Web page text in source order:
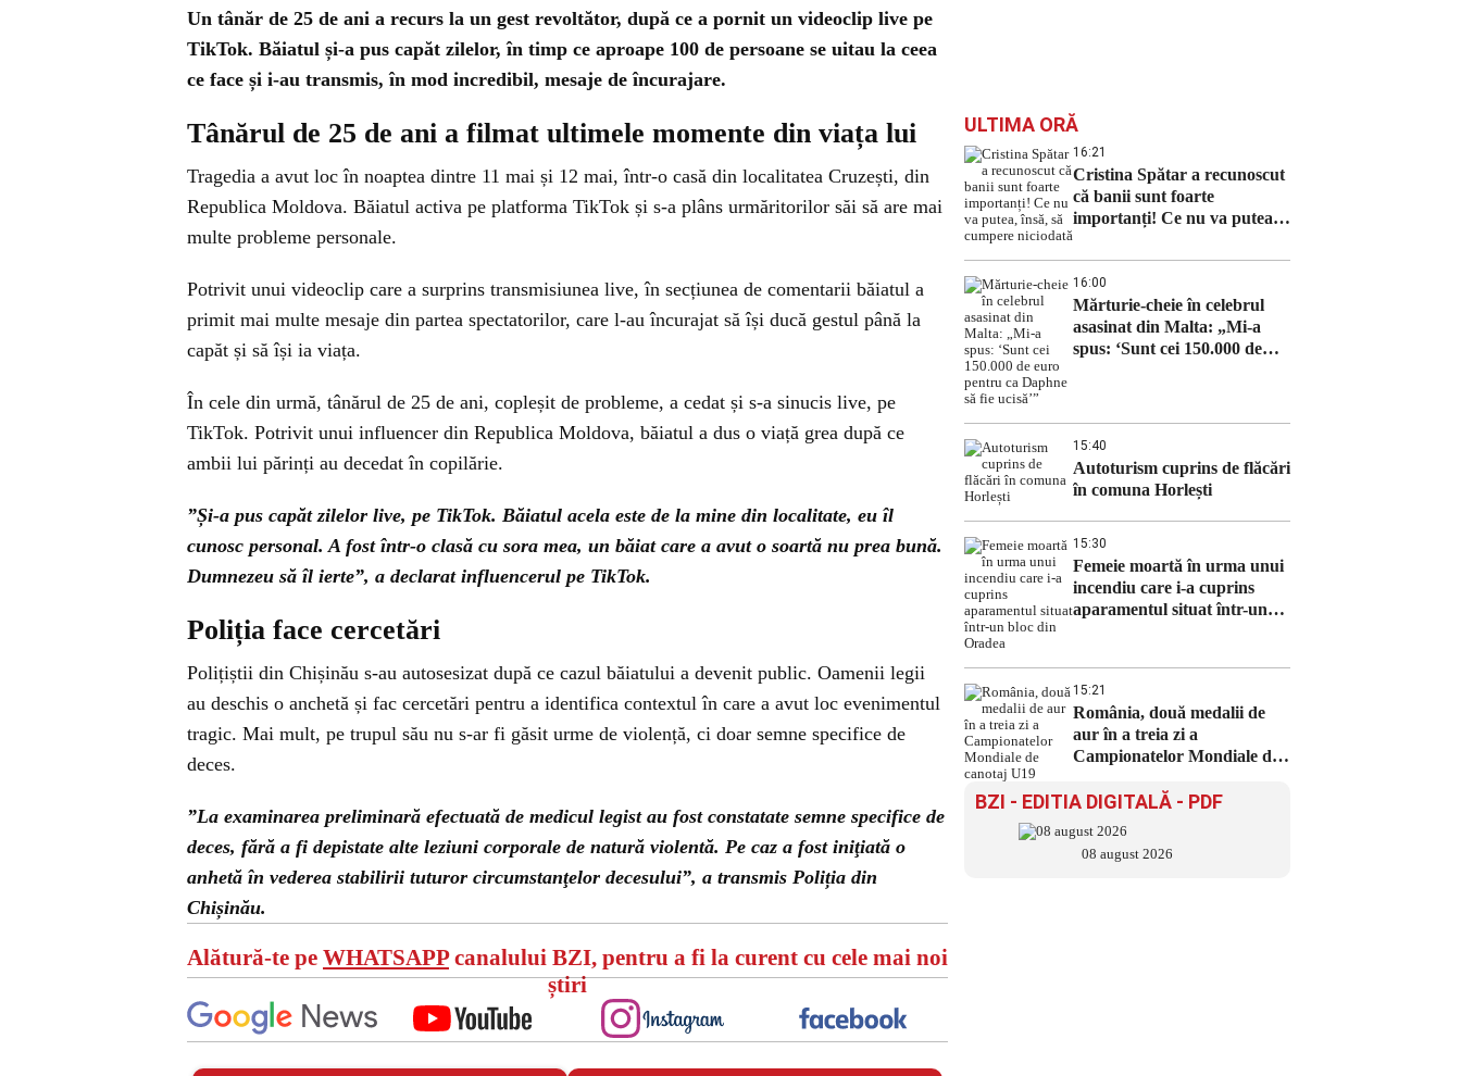
Un tânăr de 25 de ani a recurs la un gest revoltător, după ce a pornit un videoclip live pe
TikTok. Băiatul și-a pus capăt zilelor, în timp ce aproape 100 de persoane se uitau la ceea
ce face și i-au transmis, în mod incredibil, mesaje de încurajare.
Tânărul de 25 de ani a filmat ultimele momente din viața lui
Tragedia a avut loc în noaptea dintre 11 mai și 12 mai, într-o casă din localitatea Cruzești, din
Republica Moldova. Băiatul activa pe platforma TikTok și s-a plâns urmăritorilor săi să are mai
multe probleme personale.
Potrivit unui videoclip care a surprins transmisiunea live, în secțiunea de comentarii băiatul a
primit mai multe mesaje din partea spectatorilor, care l-au încurajat să își ducă gestul până la
capăt și să își ia viața.
În cele din urmă, tânărul de 25 de ani, copleșit de probleme, a cedat și s-a sinucis live, pe
TikTok. Potrivit unui influencer din Republica Moldova, băiatul a dus o viață grea după ce
ambii lui părinți au decedat în copilărie.
”Și-a pus capăt zilelor live, pe TikTok. Băiatul acela este de la mine din localitate, eu îl
cunosc personal. A fost într-o clasă cu sora mea, un băiat care a avut o soartă nu prea bună.
Dumnezeu să îl ierte”, a declarat influencerul pe TikTok.
Poliția face cercetări
Polițiștii din Chișinău s-au autosesizat după ce cazul băiatului a devenit public. Oamenii legii
au deschis o anchetă și fac cercetări pentru a identifica contextul în care a avut loc evenimentul
tragic. Mai mult, pe trupul său nu s-ar fi găsit urme de violență, ci doar semne specifice de
deces.
”La examinarea preliminară efectuată de medicul legist au fost constatate semne specifice de
deces, fără a fi depistate alte leziuni corporale de natură violentă. Pe caz a fost iniţiată o
anhetă în vederea stabilirii tuturor circumstanţelor decesului”, a transmis Poliția din
Chișinău.
Alătură-te pe WHATSAPPcanalului BZI, pentru a fi la curent cu cele mai noi
știri
ULTIMA ORĂ
16:21
Cristina Spătar a recunoscut
că banii sunt foarte
importanți! Ce nu va putea,
16:00
Mărturie-cheie în celebrul
asasinat din Malta: „Mi-a
spus: ‘Sunt cei 150.000 de
15:40
Autoturism cuprins de flăcări
în comuna Horlești
15:30
Femeie moartă în urma unui
incendiu care i-a cuprins
aparamentul situat într-un
15:21
România, două medalii de
aur în a treia zi a
Campionatelor Mondiale de
BZI - EDITIA DIGITALĂ - PDF
08 august 2026